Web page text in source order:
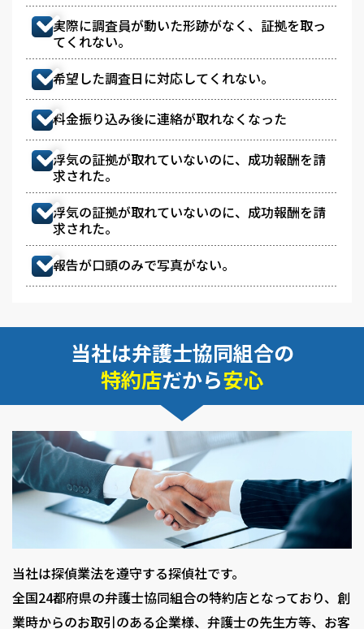
実際に調査員が動いた形跡がなく、証拠を取っ
てくれない。
希望した調査日に対応してくれない。
料金振り込み後に連絡が取れなくなった
浮気の証拠が取れていないのに、成功報酬を請
求された。
浮気の証拠が取れていないのに、成功報酬を請
求された。
報告が口頭のみで写真がない。
当社は弁護士協同組合の
特約店だから安心
当社は探偵業法を遵守する探偵社です。
全国24都府県の弁護士協同組合の特約店となっており、創
業時からのお取引のある企業様、弁護士の先生方等、お客